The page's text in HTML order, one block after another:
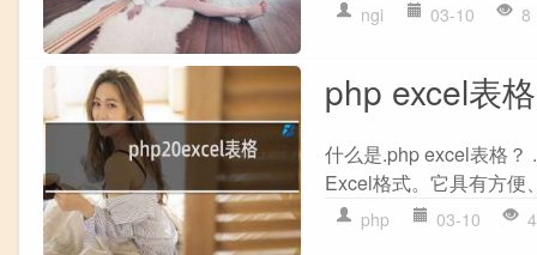
ngi 03-10 8
php excel表格
什么是.php excel表格？
Excel格式。它具有方便
php 03-10